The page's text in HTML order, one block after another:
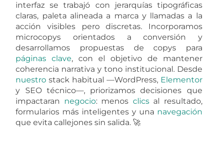
interfaz se trabajó con jerarquías tipográficas
claras, paleta alineada a marca y llamadas a la
acción visibles pero discretas. Incorporamos
microcopys orientados a conversión y
desarrollamos propuestas de copys para
páginas clave, con el objetivo de mantener
coherencia narrativa y tono institucional. Desde
nuestro stack habitual —WordPress, Elementor
y SEO técnico—, priorizamos decisiones que
impactaran negocio: menos clicsal resultado,
formularios más inteligentes y una navegación
que evita callejones sin salida. 🚀